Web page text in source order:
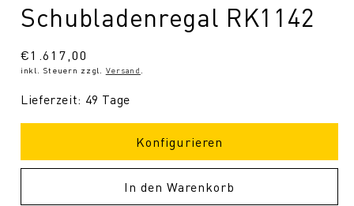
Schubladenregal RK1142
Normaler
Preis
€1.617,00
inkl. Steuern zzgl. Versand
Lieferzeit: 49 Tage
Konfigurieren
In den Warenkorb